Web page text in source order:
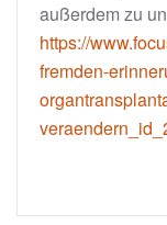
außerdem zu
https://
fremden-